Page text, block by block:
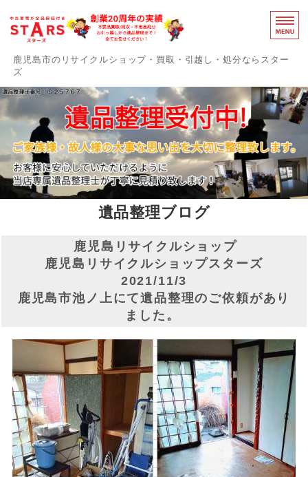
鹿児島の
鹿児島市のリサイクルショップ・買取・引越し・処分ならスター
ズ
スターズの誇りと強み
障がい者支援事業部
事務用品買取中
感染症対策
遺品整理ブログ
鹿児島リサイクルショップ
鹿児島リサイクルショップスターズ
2021/11/3
鹿児島市池ノ上にて遺品整理のご依頼があり
ました。